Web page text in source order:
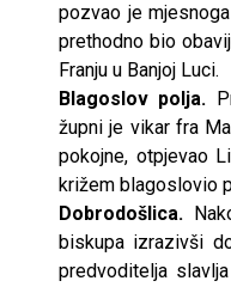
pozvao je
prethodno bio
Franju u Banjoj Luci.
Blagoslov polja.
župni je vikar fra
pokojne, otpjevao
križem blagoslovio
Dobrodošlica.
biskupa izrazivši
predvoditelja